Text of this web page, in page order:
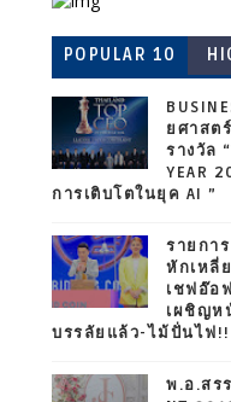
POPULAR 10
ยศาสต
รางวัล
YEAR
การเติบโตในยุค AI ”
รายกา
หักเหลี่
เชฟอ๊อ
เผชิญห
บรรลัยแล้ว-ไม้ปั่นไฟ!!
พ.อ.สร